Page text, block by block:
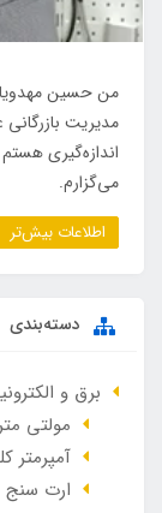
من حسین
مدیریت بازرگانی
می‌گزارم.
اطلاعات بیش‌تر
دسته‌بندی
برق و
مولتی
آمپرمتر
ارت سنج